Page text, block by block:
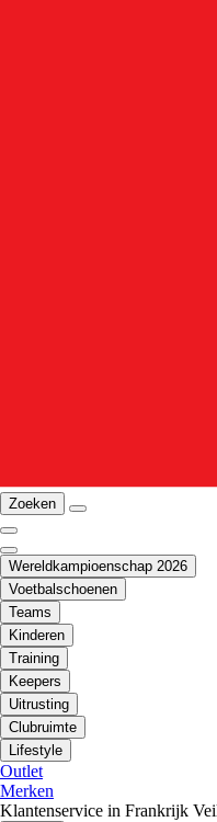
Zoeken
Wereldkampioenschap 2026
Voetbalschoenen
Teams
Kinderen
Training
Keepers
Uitrusting
Clubruimte
Lifestyle
Outlet
Merken
Klantenservice in Frankrijk